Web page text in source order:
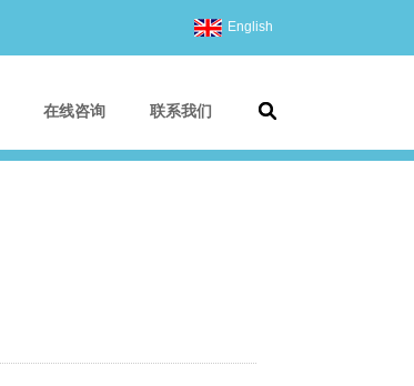
English
在线咨询 联系我们